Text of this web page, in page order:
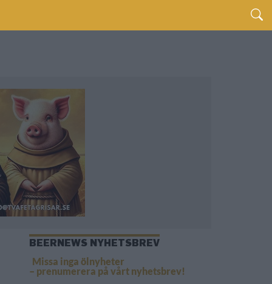
BEERNEWS NYHETSBREV
Missa inga ölnyheter
– prenumerera på vårt nyhetsbrev!